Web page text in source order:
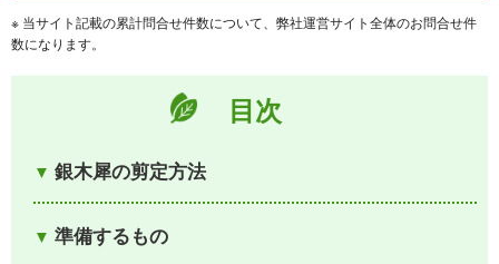
※ 当サイト記載の累計問合せ件数について、弊社運営サイト全体のお問合せ件
数になります。
目次
銀木犀の剪定方法
準備するもの